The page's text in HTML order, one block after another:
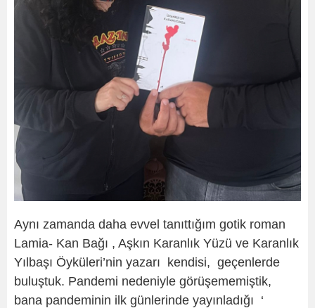
Aynı zamanda daha evvel tanıttığım gotik roman
Lamia- Kan Bağı , Aşkın Karanlık Yüzü ve Karanlık
Yılbaşı Öyküleri’nin yazarı kendisi, geçenlerde
buluştuk. Pandemi nedeniyle görüşememiştik,
bana pandeminin ilk günlerinde yayınladığı ‘